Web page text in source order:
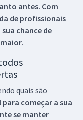
antes. Com
de profissionais
chance de
quais são
começar a sua
se manter